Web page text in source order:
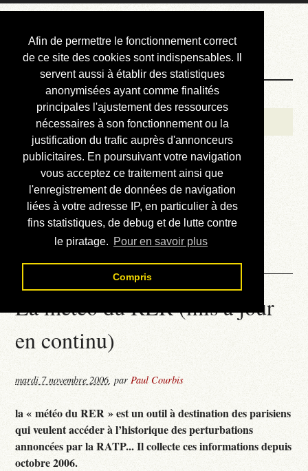
Afin de permettre le fonctionnement correct
de ce site des cookies sont indispensables. Il
servent aussi à établir des statistiques
anonymisées ayant comme finalités
principales l'ajustement des ressources
nécessaires à son fonctionnement ou la
justification du trafic auprès d'annonceurs
publicitaires. En poursuivant votre navigation
vous acceptez ce traitement ainsi que
l'enregistrement de données de navigation
liées à votre adresse IP, en particulier à des
fins statistiques, de debug et de lutte contre
le piratage. Pour en savoir plus
Compris
Courbis, « LE »
Blog Officiel
Bienvenue
Réalisations
Divers (et d’été)
Annonces
Liens externes
Téléchargement
Contact
La météo du RER (mis à jour
en continu)
mardi 7 novembre 2006,parPaul Courbis
la « météo du RER » est un outil à destination des parisiens
qui veulent accéder à l’historique des perturbations
annoncées par la RATP... Il collecte ces informations depuis
octobre 2006.